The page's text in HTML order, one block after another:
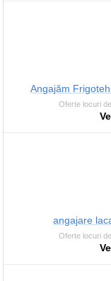
Angajăm
Oferte locuri
angajare
Oferte locuri